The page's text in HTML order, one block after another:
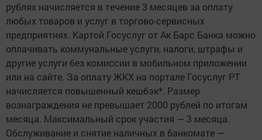
рублях начисляется в течение 3 месяцев за оплату
любых товаров и услуг в торгово-сервисных
предприятиях. Картой Госуслуг от Ак Барс Банка можно
оплачивать коммунальные услуги, налоги, штрафы и
другие услуги без комиссии в мобильном приложении
или на сайте. За оплату ЖКХ на портале Госуслуг РТ
начисляется повышенный кешбэк*. Размер
вознаграждения не превышает 2000 рублей по итогам
месяца. Максимальный срок участия — 3 месяца.
Обслуживание и снятие наличных в банкомате —